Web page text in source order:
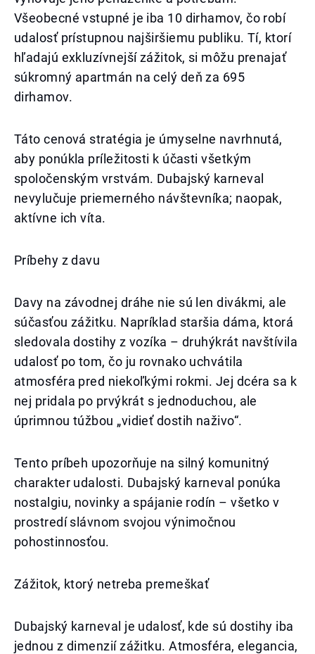
Všeobecné vstupné je iba 10 dirhamov, čo robí
udalosť prístupnou najširšiemu publiku. Tí, ktorí
hľadajú exkluzívnejší zážitok, si môžu prenajať
súkromný apartmán na celý deň za 695
dirhamov.
Táto cenová stratégia je úmyselne navrhnutá,
aby ponúkla príležitosti k účasti všetkým
spoločenským vrstvám. Dubajský karneval
nevylučuje priemerného návštevníka; naopak,
aktívne ich víta.
Príbehy z davu
Davy na závodnej dráhe nie sú len divákmi, ale
súčasťou zážitku. Napríklad staršia dáma, ktorá
sledovala dostihy z vozíka – druhýkrát navštívila
udalosť po tom, čo ju rovnako uchvátila
atmosféra pred niekoľkými rokmi. Jej dcéra sa k
nej pridala po prvýkrát s jednoduchou, ale
úprimnou túžbou „vidieť dostih naživo“.
Tento príbeh upozorňuje na silný komunitný
charakter udalosti. Dubajský karneval ponúka
nostalgiu, novinky a spájanie rodín – všetko v
prostredí slávnom svojou výnimočnou
pohostinnosťou.
Zážitok, ktorý netreba premeškať
Dubajský karneval je udalosť, kde sú dostihy iba
jednou z dimenzií zážitku. Atmosféra, elegancia,